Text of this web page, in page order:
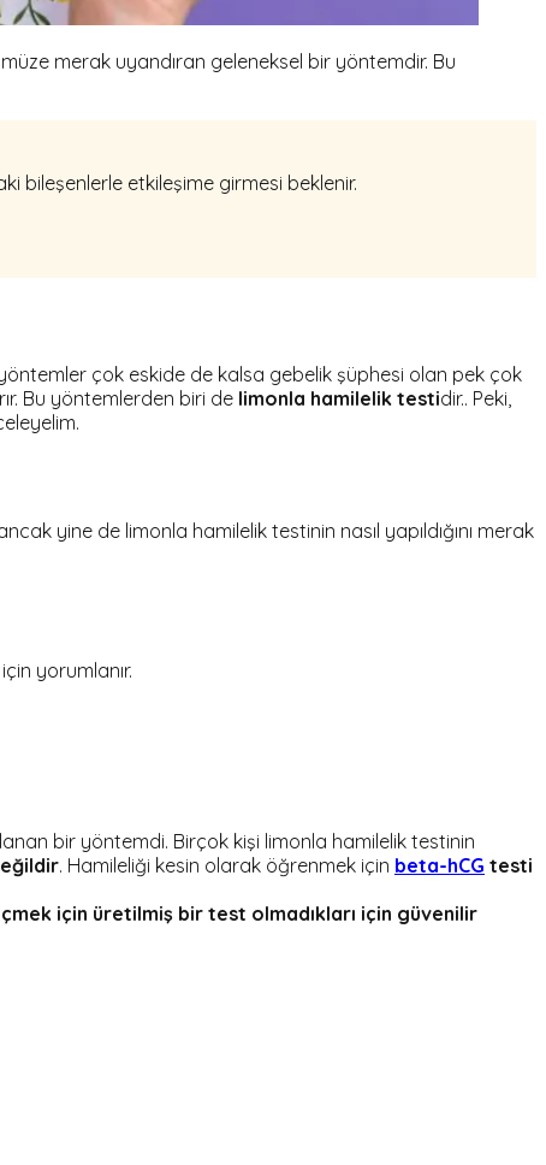
merak uyandıran geleneksel bir yöntemdir. Bu
bileşenlerle etkileşime girmesi beklenir.
çok eskide de kalsa gebelik şüphesi olan pek çok
Bu yöntemlerden biri de limonla hamilelik testidir.. Peki,
yine de limonla hamilelik testinin nasıl yapıldığını merak
yorumlanır.
bir yöntemdi. Birçok kişi limonla hamilelik testinin
. Hamileliği kesin olarak öğrenmek için beta-hCG testi
için üretilmiş bir test olmadıkları için güvenilir